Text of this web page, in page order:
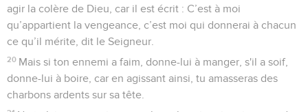
agir la colère de Dieu, car il est écrit : C’est à moi
qu’appartient la vengeance, c’est moi qui donnerai à chacun
ce qu’il mérite, dit le Seigneur.
20 Mais si ton ennemi a faim, donne-lui à manger, s'il a soif,
donne-lui à boire, car en agissant ainsi, tu amasseras des
charbons ardents sur sa tête.